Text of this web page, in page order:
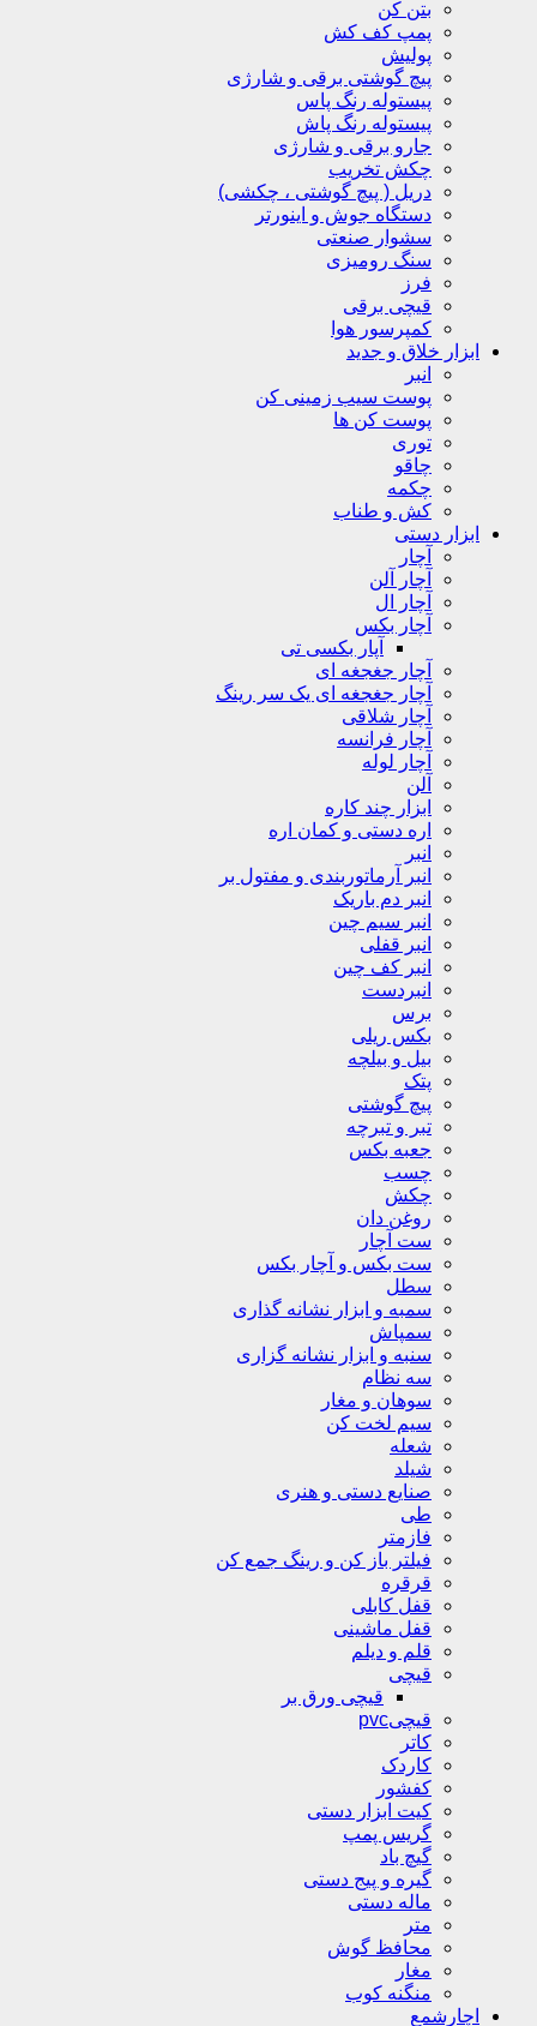
بتن کن
پمپ کف کش
پولیش
پیچ گوشتی برقی و شارژی
پیستوله رنگ پاس
پیستوله رنگ پاش
جارو برقی و شارژی
چکش تخریب
دریل ( پیچ گوشتی ، چکشی)
دستگاه جوش و اینورتر
سشوار صنعتی
سنگ رومیزی
فرز
قیچی برقی
کمپرسور هوا
ابزار خلاق و جدید
انبر
پوست سیب زمینی کن
پوست کن ها
توری
چاقو
چکمه
کش و طناب
ابزار دستی
آچار
آچار آلن
آچار ال
آچار بکس
آپار بکسی تی
آچار جغجغه ای
آچار جغجغه ای یک سر رینگ
آچار شلاقی
آچار فرانسه
آچار لوله
آلن
ابزار چند کاره
اره دستی و کمان اره
انبر
انبر آرماتوربندی و مفتول بر
انبر دم باریک
انبر سیم چین
انبر قفلی
انبر کف چین
انبردست
برس
بکس ریلی
بیل و بیلچه
پتک
پیچ گوشتی
تبر و تبرچه
جعبه بکس
چسب
چکش
روغن دان
ست آچار
ست بکس و آچار بکس
سطل
سمبه و ابزار نشانه گذاری
سمپاش
سنبه و ابزار نشانه گزاری
سه نظام
سوهان و مغار
سیم لخت کن
شعله
شیلد
صنایع دستی و هنری
طی
فازمتر
فیلتر باز کن و رینگ جمع کن
قرقره
قفل کابلی
قفل ماشینی
قلم و دیلم
قیچی
قیچی ورق بر
قیچیpvc
کاتر
کاردک
کفشور
کیت ابزار دستی
گریس پمپ
گیچ باد
گیره و پیج دستی
ماله دستی
متر
محافظ گوش
مغار
منگنه کوب
اچارشمع